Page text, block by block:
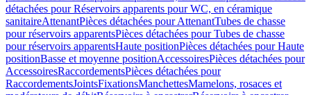
détachées pour Réservoirs apparents pour WC, en céramique
sanitaireAttenantPièces détachées pour AttenantTubes de chasse
pour réservoirs apparentsPièces détachées pour Tubes de chasse
pour réservoirs apparentsHaute positionPièces détachées pour Haute
positionBasse et moyenne positionAccessoiresPièces détachées pour
AccessoiresRaccordementsPièces détachées pour
RaccordementsJointsFixationsManchettesMamelons, rosaces et